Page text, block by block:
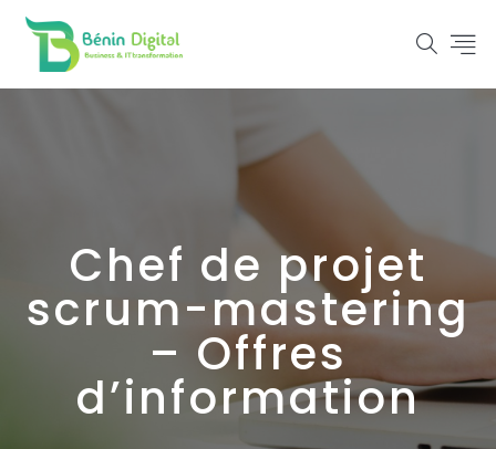
Chef de projet
scrum-mastering
– Offres
d’information